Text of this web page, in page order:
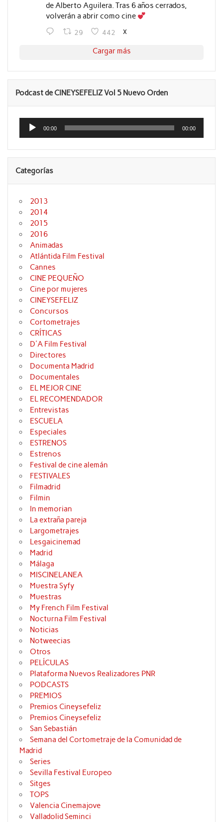
de Alberto Aguilera. Tras 6 años cerrados,
volverán a abrir como cine
29 442 X
Cargar más
Podcast de CINEYSEFELIZ Vol 5 Nuevo Orden
Reproductor
audio
00:00 00:00
Categorías
2013
2014
2015
2016
Animadas
Atlántida Film Festival
Cannes
CINE PEQUEÑO
Cine por mujeres
CINEYSEFELIZ
Concursos
Cortometrajes
CRÍTICAS
D'A Film Festival
Directores
Documenta Madrid
Documentales
EL MEJOR CINE
EL RECOMENDADOR
Entrevistas
ESCUELA
Especiales
ESTRENOS
Estrenos
Festival de cine alemán
FESTIVALES
Filmadrid
Filmin
In memorian
La extraña pareja
Largometrajes
Lesgaicinemad
Madrid
Málaga
MISCINELANEA
Muestra Syfy
Muestras
My French Film Festival
Nocturna Film Festival
Noticias
Notweecias
Otros
PELÍCULAS
Plataforma Nuevos Realizadores PNR
PODCASTS
PREMIOS
Premios Cineysefeliz
Premios Cineysefeliz
San Sebastián
Semana del Cortometraje de la Comunidad de
Madrid
Series
Sevilla Festival Europeo
Sitges
TOPS
Valencia Cinemajove
Valladolid Seminci